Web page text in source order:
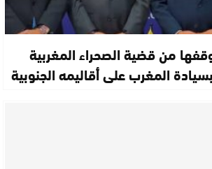
من قضية الصحراء المغربية
المغرب على أقاليمه الجنوبية